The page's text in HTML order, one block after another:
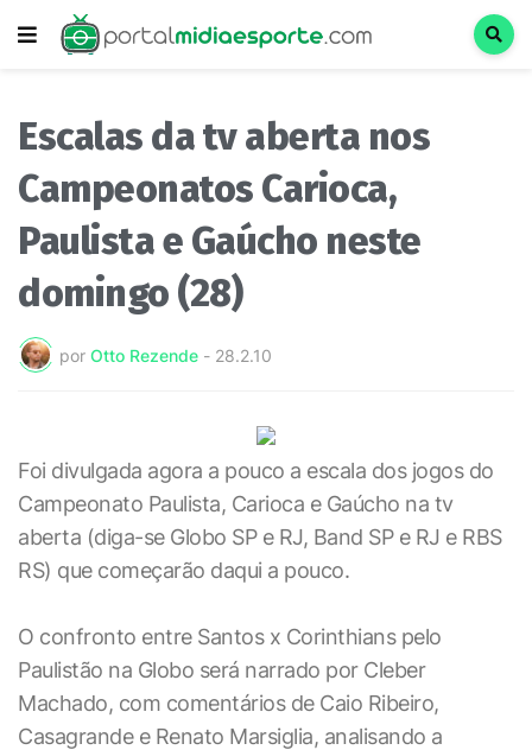
Escalas da tv aberta nos
Campeonatos Carioca,
Paulista e Gaúcho neste
domingo (28)
por Otto Rezende - 28.2.10
Foi divulgada agora a pouco a escala dos jogos do
Campeonato Paulista, Carioca e Gaúcho na tv
aberta (diga-se Globo SP e RJ, Band SP e RJ e RBS
RS) que começarão daqui a pouco.
O confronto entre Santos x Corinthians pelo
Paulistão na Globo será narrado por Cleber
Machado, com comentários de Caio Ribeiro,
Casagrande e Renato Marsiglia, analisando a